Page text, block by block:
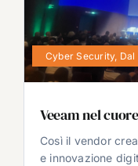
Cyber Security,
Veeam nel
Così il vendor
e innovazione